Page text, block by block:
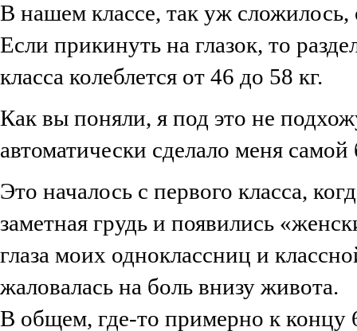
В нашем классе, так уж
Если прикинуть на глазок, то
класса колеблется от 46 до 58 кг.
Как вы поняли, я под это не
автоматически сделало меня
Это началось с первого класса,
заметная грудь и появились
глаза моих одноклассниц и
жаловалась на боль внизу живота.
В общем, где-то примерно к концу